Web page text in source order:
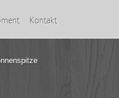
Kontakt